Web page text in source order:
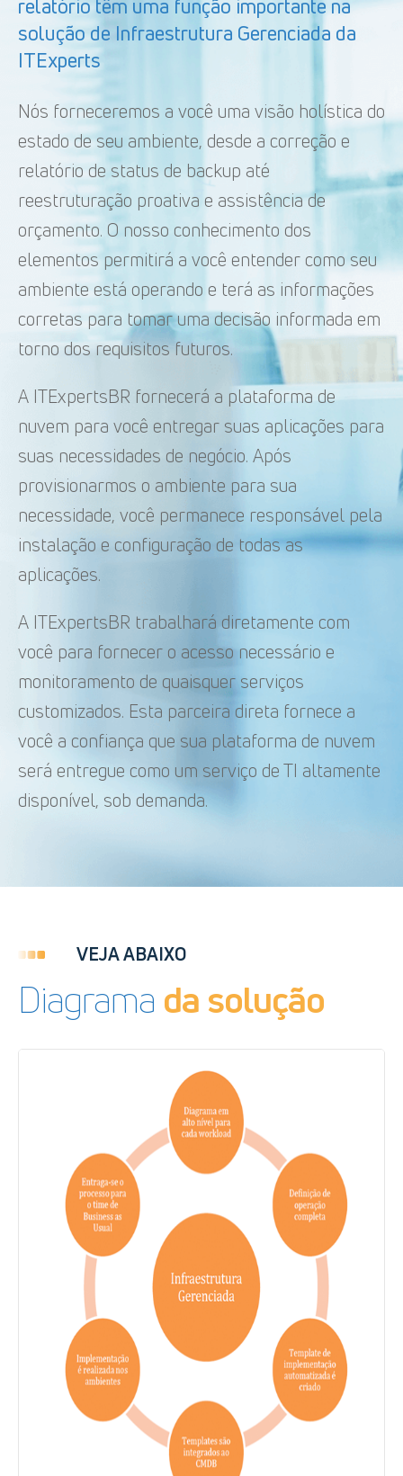
relatório têm uma função importante na
solução de Infraestrutura Gerenciada da
ITExperts
Nós forneceremos a você uma visão holística do
estado de seu ambiente, desde a correção e
relatório de status de backup até
reestruturação proativa e assistência de
orçamento. O nosso conhecimento dos
elementos permitirá a você entender como seu
ambiente está operando e terá as informações
corretas para tomar uma decisão informada em
torno dos requisitos futuros.
A ITExpertsBR fornecerá a plataforma de
nuvem para você entregar suas aplicações para
suas necessidades de negócio. Após
provisionarmos o ambiente para sua
necessidade, você permanece responsável pela
instalação e configuração de todas as
aplicações.
A ITExpertsBR trabalhará diretamente com
você para fornecer o acesso necessário e
monitoramento de quaisquer serviços
customizados. Esta parceira direta fornece a
você a confiança que sua plataforma de nuvem
será entregue como um serviço de TI altamente
disponível, sob demanda.
VEJA ABAIXO
Diagrama da solução